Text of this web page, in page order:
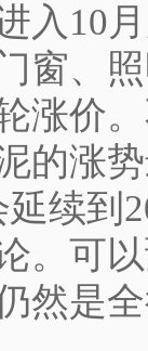
入10
窗、
涨价
的涨
续到
。可
然是2023北
门网专